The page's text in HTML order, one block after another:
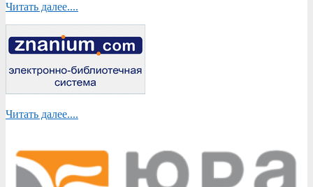
Читать далее....
Читать далее....